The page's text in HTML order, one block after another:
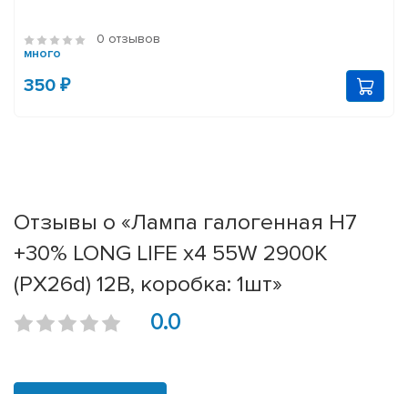
0 отзывов
много
350 ₽
Отзывы о «Лампа галогенная H7
+30% LONG LIFE x4 55W 2900К
(PX26d) 12В, коробка: 1шт»
0.0